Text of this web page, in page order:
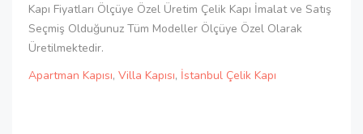
Kapı Fiyatları Ölçüye Özel Üretim Çelik Kapı İmalat ve Satış
Seçmiş Olduğunuz Tüm Modeller Ölçüye Özel Olarak
Üretilmektedir.
Apartman Kapısı, Villa Kapısı, İstanbul Çelik Kapı